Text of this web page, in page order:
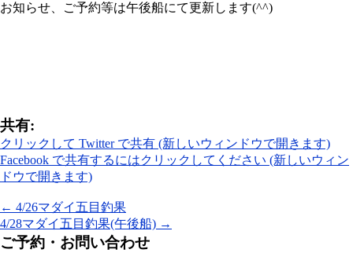
お知らせ、ご予約等は午後船にて更新します(^^)
共有:
クリックして Twitter で共有 (新しいウィンドウで開きます)
Facebook で共有するにはクリックしてください (新しいウィン
ドウで開きます)
← 4/26マダイ五目釣果
4/28マダイ五目釣果(午後船) →
ご予約・お問い合わせ